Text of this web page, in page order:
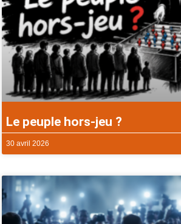
Le peuple hors-jeu ?
30 avril 2026